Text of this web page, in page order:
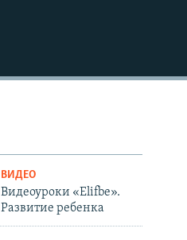
ВИДЕО
Видеоуроки «Elifbe».
Развитие ребенка